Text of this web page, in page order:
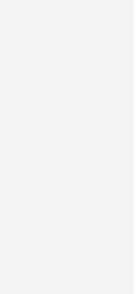
Naturvetenskapligt
Sanering och
Lärare i fritidshem/
Taxiförare/
Läkarsekreterare/
Informatör/
Sjuksköterska,